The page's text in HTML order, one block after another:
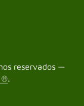
reservados —
®.